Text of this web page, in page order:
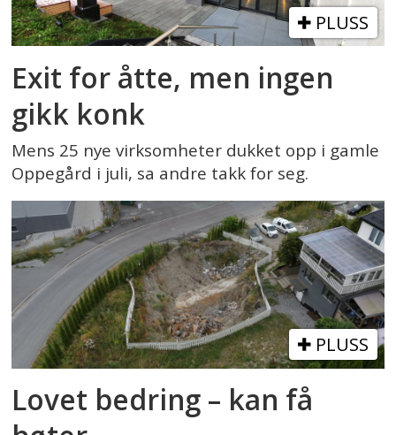
PLUSS
Exit for åtte, men ingen
gikk konk
Mens 25 nye virksomheter dukket opp i gamle
Oppegård i juli, sa andre takk for seg.
PLUSS
Lovet bedring – kan få